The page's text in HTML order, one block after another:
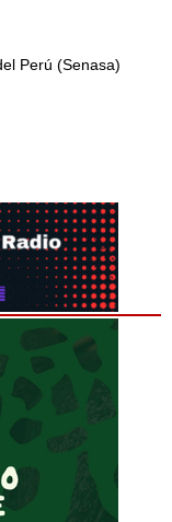
Perú (Senasa)